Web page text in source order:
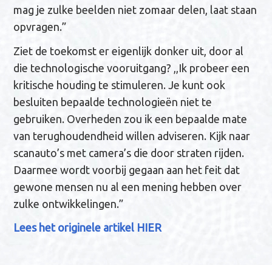
mag je zulke beelden niet zomaar delen, laat staan
opvragen.”
Ziet de toekomst er eigenlijk donker uit, door al
die technologische vooruitgang? ,,Ik probeer een
kritische houding te stimuleren. Je kunt ook
besluiten bepaalde technologieën niet te
gebruiken. Overheden zou ik een bepaalde mate
van terughoudendheid willen adviseren. Kijk naar
scanauto’s met camera’s die door straten rijden.
Daarmee wordt voorbij gegaan aan het feit dat
gewone mensen nu al een mening hebben over
zulke ontwikkelingen.”
Lees het originele artikel HIER